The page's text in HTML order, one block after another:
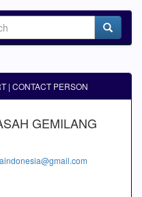
| CONTACT PERSON
GEMILANG